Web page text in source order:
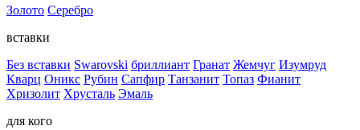
Золото Серебро
вставки
Без вставки Swarovski бриллиант Гранат Жемчуг Изумруд
Кварц Оникс Рубин Сапфир Танзанит Топаз Фианит
Хризолит Хрусталь Эмаль
для кого